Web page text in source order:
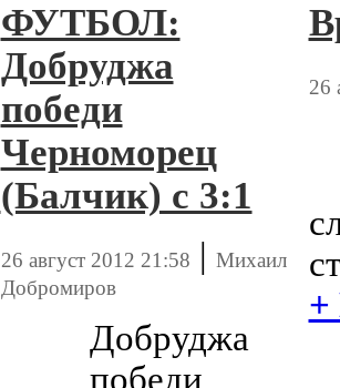
ФУТБОЛ:
Добруджа
победи
Черноморец
(Балчик) с 3:1
26 август 2012 21:58 | Михаил
Добромиров
Добруджа
победи
26
+